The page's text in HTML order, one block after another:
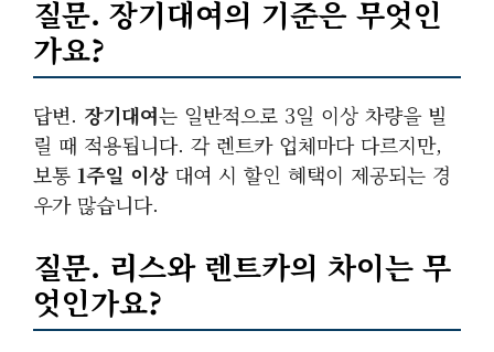
질문. 장기대여의 기준은 무엇인
가요?
답변. 장기대여는 일반적으로 3일 이상 차량을 빌
릴 때 적용됩니다. 각 렌트카 업체마다 다르지만,
보통 1주일 이상대여 시 할인 혜택이 제공되는 경
우가 많습니다.
질문. 리스와 렌트카의 차이는 무
엇인가요?